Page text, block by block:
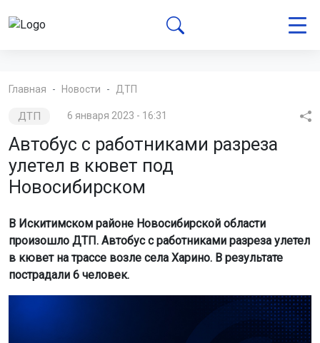
Главная Новости ДТП
ДТП 6 января 2023 - 16:31
Автобус с работниками разреза
улетел в кювет под
Новосибирском
В Искитимском районе Новосибирской области
произошло ДТП. Автобус с работниками разреза улетел
в кювет на трассе возле села Харино. В результате
пострадали 6 человек.